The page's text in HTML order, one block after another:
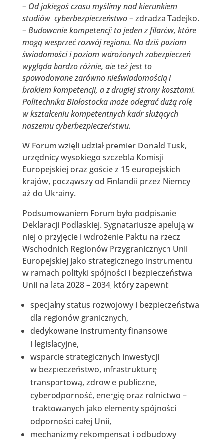
– Od jakiegoś czasu myślimy nad kierunkiem
studiów cyberbezpieczeństwo – zdradza Tadejko.
–Budowanie kompetencji to jeden z filarów, które
mogą wesprzeć rozwój regionu. Na dziś poziom
świadomości i poziom wdrożonych zabezpieczeń
wygląda bardzo różnie, ale też jest to
spowodowane zarówno nieświadomością i
brakiem kompetencji, a z drugiej strony kosztami.
Politechnika Białostocka może odegrać dużą rolę
w kształceniu kompetentnych kadr służących
naszemu cyberbezpieczeństwu.
W Forum wzięli udział premier Donald Tusk,
urzędnicy wysokiego szczebla Komisji
Europejskiej oraz goście z 15 europejskich
krajów, począwszy od Finlandii przez Niemcy
aż do Ukrainy.
Podsumowaniem Forum było podpisanie
Deklaracji Podlaskiej. Sygnatariusze apelują w
niej o przyjęcie i wdrożenie Paktu na rzecz
Wschodnich Regionów Przygranicznych Unii
Europejskiej jako strategicznego instrumentu
w ramach polityki spójności i bezpieczeństwa
Unii na lata 2028 – 2034, który zapewni:
specjalny status rozwojowy i bezpieczeństwa
dla regionów granicznych,
dedykowane instrumenty finansowe
i legislacyjne,
wsparcie strategicznych inwestycji
w bezpieczeństwo, infrastrukturę
transportową, zdrowie publiczne,
cyberodporność, energię oraz rolnictwo –
traktowanych jako elementy spójności
odporności całej Unii,
mechanizmy rekompensat i odbudowy